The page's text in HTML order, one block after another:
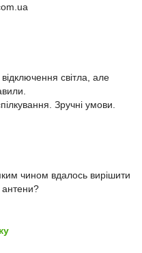
світла, але
Зручні умови.
чином вдалось вирішити
антени?